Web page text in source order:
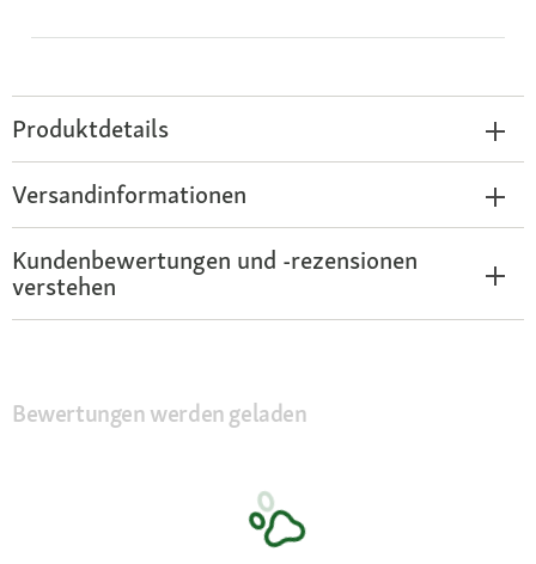
Produktdetails
Versandinformationen
Kundenbewertungen und -rezensionen
verstehen
Bewertungen werden geladen